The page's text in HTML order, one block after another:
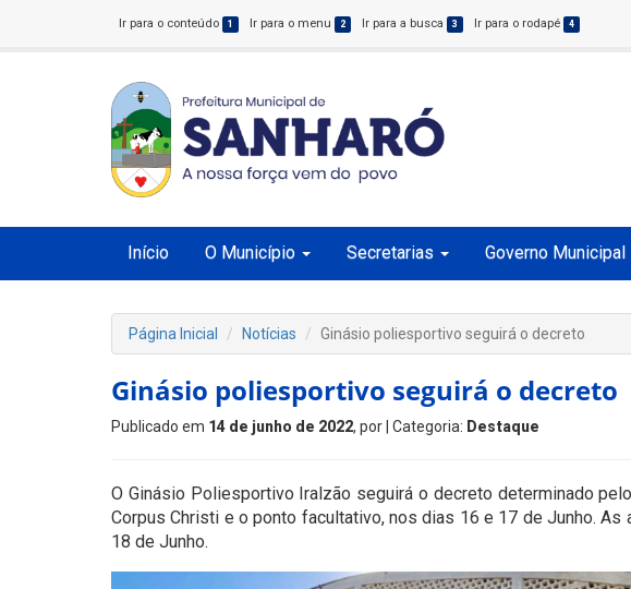
Ir para o conteúdo 1 Ir para o menu 2 Ir para a busca 3 Ir para o rodapé 4
Início O Município Secretarias Governo Municipal
Página Inicial Notícias Ginásio poliesportivo seguirá o decreto
Ginásio poliesportivo seguirá o decreto
Publicado em 14 de junho de 2022, por | Categoria: Destaque
O Ginásio Poliesportivo Iralzão seguirá o decreto determinado
Corpus Christi e o ponto facultativo, nos dias 16 e 17 de Junho.
18 de Junho.